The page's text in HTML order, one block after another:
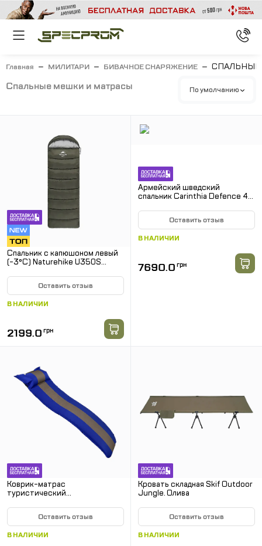
Главная МИЛИТАРИ БИВАЧНОЕ СНАРЯЖЕНИЕ
спальные мешки и матрасы По умолчанию
Спальник с капюшоном левый
(-3°C) Naturehike U350S
Оставить отзыв
В НАЛИЧИИ
2199.0 грн
Армейский шведский
спальник Carinthia Defence 4
Оставить отзыв
В НАЛИЧИИ
7690.0 грн
Коврик-матрас
туристический
WSI65063-2. Синий
Оставить отзыв
В НАЛИЧИИ
Кровать складная Skif Outdoor
Jungle. Олива
Оставить отзыв
В НАЛИЧИИ